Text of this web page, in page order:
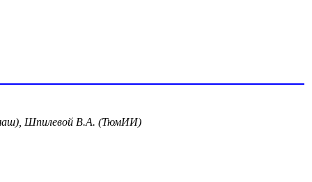
Шпилевой В.А. (ТюмИИ)